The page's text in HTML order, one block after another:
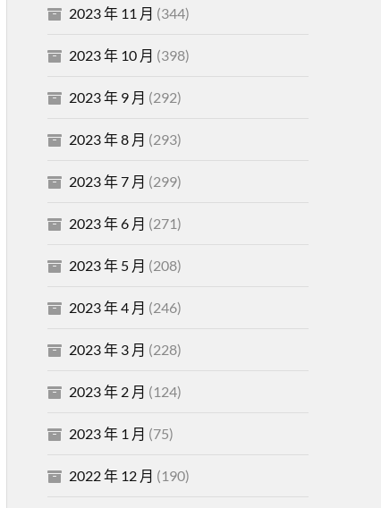
2023 年 11 月 (344)
2023 年 10 月 (398)
2023 年 9 月 (292)
2023 年 8 月 (293)
2023 年 7 月 (299)
2023 年 6 月 (271)
2023 年 5 月 (208)
2023 年 4 月 (246)
2023 年 3 月 (228)
2023 年 2 月 (124)
2023 年 1 月 (75)
2022 年 12 月 (190)